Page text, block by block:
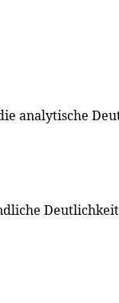
analytische